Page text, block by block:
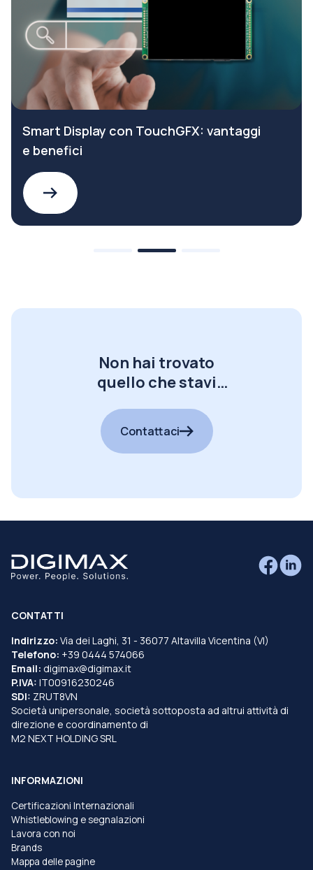
Smart Display con TouchGFX: vantaggi
e benefici
Non hai trovato
quello che stavi
Contattaci
CONTATTI
Indirizzo: Via dei Laghi, 31 - 36077 Altavilla Vicentina (VI)
Telefono: +39 0444 574066
Email: digimax@digimax.it
P.IVA: IT00916230246
SDI: ZRUT8VN
Società unipersonale, società sottoposta ad altrui attività di
direzione e coordinamento di
M2 NEXT HOLDING SRL
INFORMAZIONI
Certificazioni Internazionali
Whistleblowing e segnalazioni
Lavora con noi
Brands
Mappa delle pagine